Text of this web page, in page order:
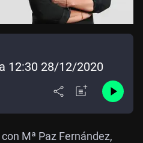
12:30 28/12/2020
Mª Paz Fernández,